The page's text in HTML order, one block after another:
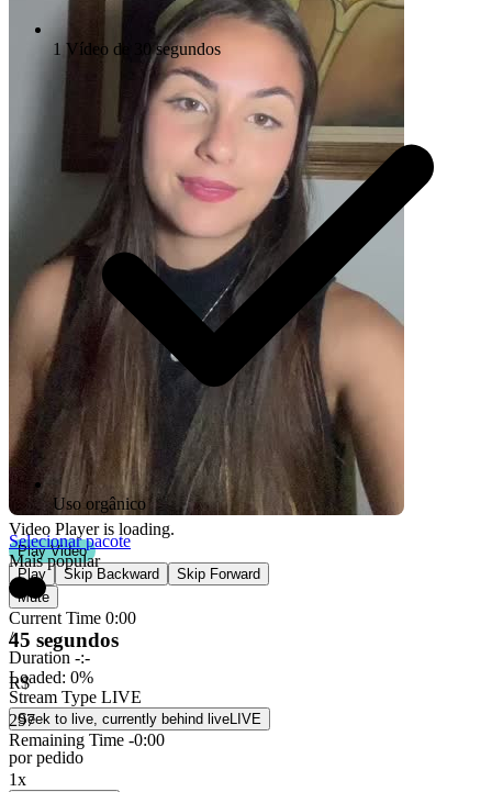
Video Player is loading.
Play Video
Play
Skip Backward
Skip Forward
Mute
Current Time 0:00
/
Duration -:-
Loaded: 0%
Stream Type LIVE
Seek to live, currently behind liveLIVE
Remaining Time -0:00
1x
1 Vídeo de 30 segundos
Uso orgânico
Selecionar pacote
Mais popular
45 segundos
R$
297
por pedido